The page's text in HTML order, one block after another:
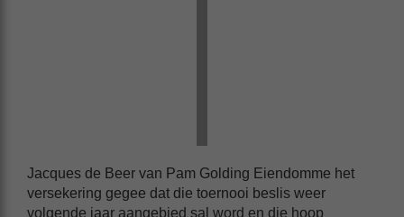
Jacques de Beer van Pam Golding Eiendomme het
versekering gegee dat die toernooi beslis weer
volgende jaar aangebied sal word en die hoop